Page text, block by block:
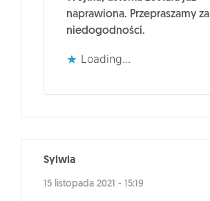
naprawiona. Przepraszamy za
niedogodności.
Loading...
Sylwia
15 listopada 2021 - 15:19